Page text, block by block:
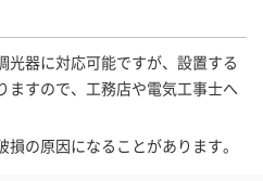
光器に対応可能ですが、設置する
ますので、工務店や電気工事士へ
の原因になることがあります。